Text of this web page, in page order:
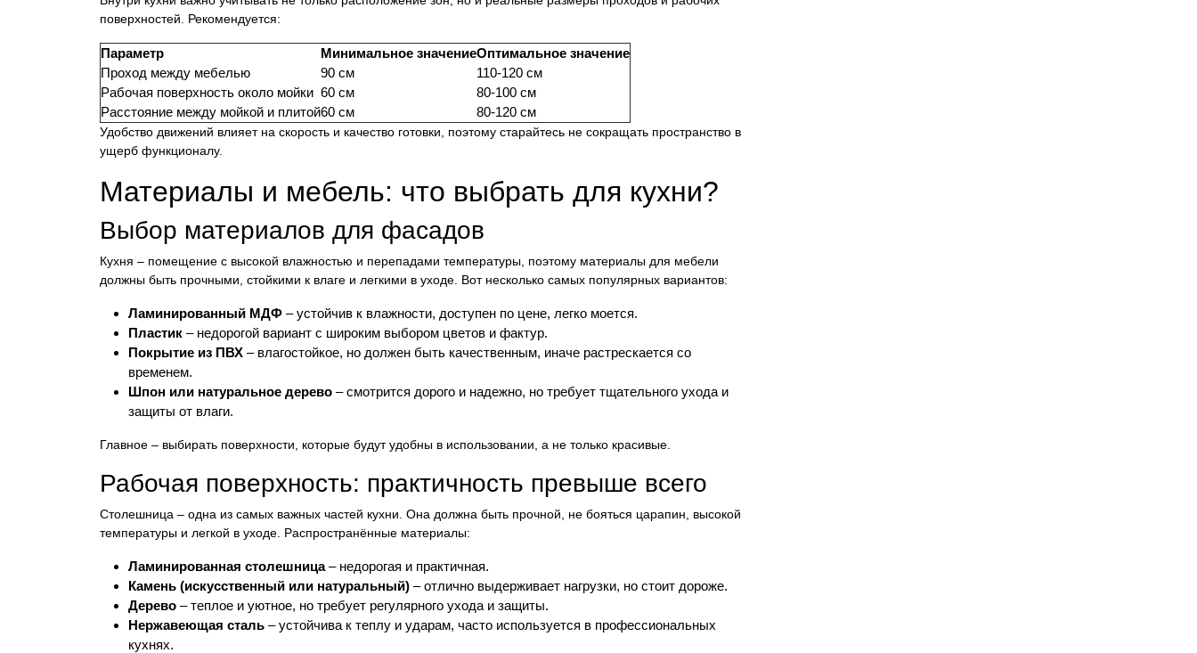
поверхностей. Рекомендуется:
Параметр Минимальное значениеОптимальное значение
Проход между мебелью
90 см
110-120 см
Рабочая поверхность около мойки 60 см
80-100 см
Расстояние между мойкой и плитой60 см 80-120 см
Удобство движений влияет на скорость и качество готовки, поэтому старайтесь не сокращать пространство в
ущерб функционалу.
Материалы и мебель: что выбрать для кухни?
Выбор материалов для фасадов
Кухня – помещение с высокой влажностью и перепадами температуры, поэтому материалы для мебели
должны быть прочными, стойкими к влаге и легкими в уходе. Вот несколько самых популярных вариантов:
Ламинированный МДФ – устойчив к влажности, доступен по цене, легко моется.
Пластик – недорогой вариант с широким выбором цветов и фактур.
Покрытие из ПВХ – влагостойкое, но должен быть качественным, иначе растрескается со
временем.
Шпон или натуральное дерево – смотрится дорого и надежно, но требует тщательного ухода и
защиты от влаги.
Главное – выбирать поверхности, которые будут удобны в использовании, а не только красивые.
Рабочая поверхность: практичность превыше всего
Столешница – одна из самых важных частей кухни. Она должна быть прочной, не бояться царапин, высокой
температуры и легкой в уходе. Распространённые материалы:
Ламинированная столешница– недорогая и практичная.
Камень (искусственный или натуральный) – отлично выдерживает нагрузки, но стоит дороже.
Дерево – теплое и уютное, но требует регулярного ухода и защиты.
Нержавеющая сталь – устойчива к теплу и ударам, часто используется в профессиональных
кухнях.